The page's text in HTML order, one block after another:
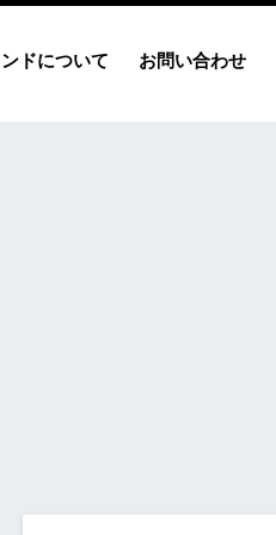
ドについて お問い合わせ